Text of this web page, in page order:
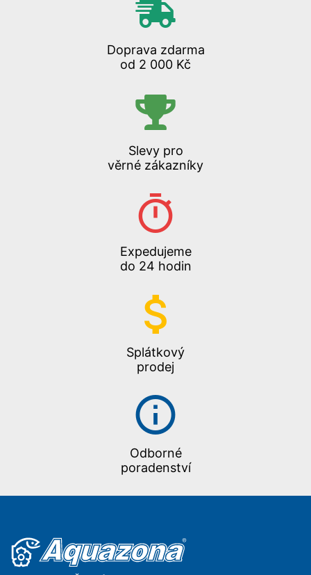
Doprava zdarma
od 2 000 Kč
Slevy pro
věrné zákazníky
Expedujeme
do 24 hodin
Splátkový
prodej
Odborné
poradenství